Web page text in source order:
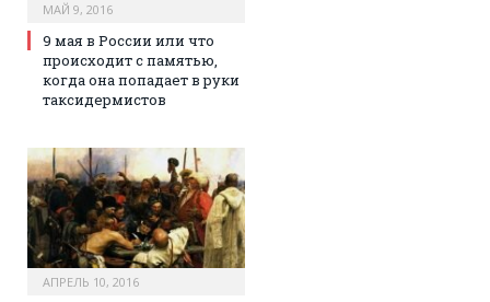
МАЙ 9, 2016
9 мая в России или что
происходит с памятью,
когда она попадает в руки
таксидермистов
АПРЕЛЬ 10, 2016